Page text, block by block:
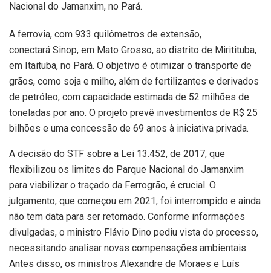
Nacional do Jamanxim, no Pará.
A ferrovia, com 933 quilômetros de extensão,
conectará Sinop, em Mato Grosso, ao distrito de Miritituba,
em Itaituba, no Pará. O objetivo é otimizar o transporte de
grãos, como soja e milho, além de fertilizantes e derivados
de petróleo, com capacidade estimada de 52 milhões de
toneladas por ano. O projeto prevê investimentos de R$ 25
bilhões e uma concessão de 69 anos à iniciativa privada.
A decisão do STF sobre a Lei 13.452, de 2017, que
flexibilizou os limites do Parque Nacional do Jamanxim
para viabilizar o traçado da Ferrogrão, é crucial. O
julgamento, que começou em 2021, foi interrompido e ainda
não tem data para ser retomado. Conforme informações
divulgadas, o ministro Flávio Dino pediu vista do processo,
necessitando analisar novas compensações ambientais.
Antes disso, os ministros Alexandre de Moraes e Luís